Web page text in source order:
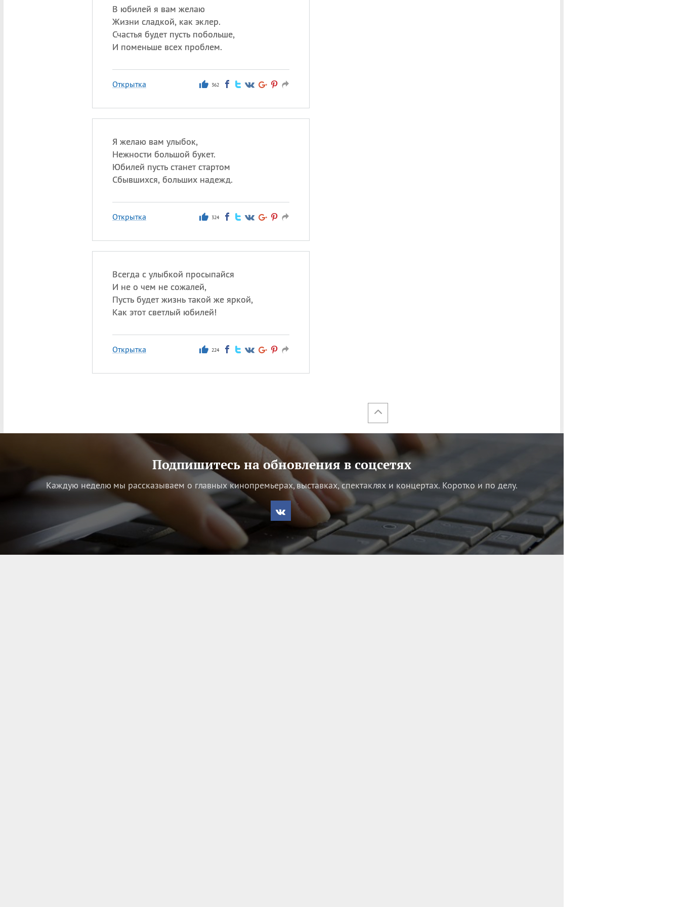
В юбилей я вам желаю
Жизни сладкой, как эклер.
Счастья будет пусть побольше,
И поменьше всех проблем.
Открытка 362
Я желаю вам улыбок,
Нежности большой букет.
Юбилей пусть станет стартом
Сбывшихся, больших надежд.
Открытка 324
Всегда с улыбкой просыпайся
И не о чем не сожалей,
Пусть будет жизнь такой же яркой,
Как этот светлый юбилей!
Открытка 224
Подпишитесь на обновления в соцсетях
Каждую неделю мы рассказываем о главных кинопремьерах, выставках, спектаклях и концертах. Коротко и по делу.